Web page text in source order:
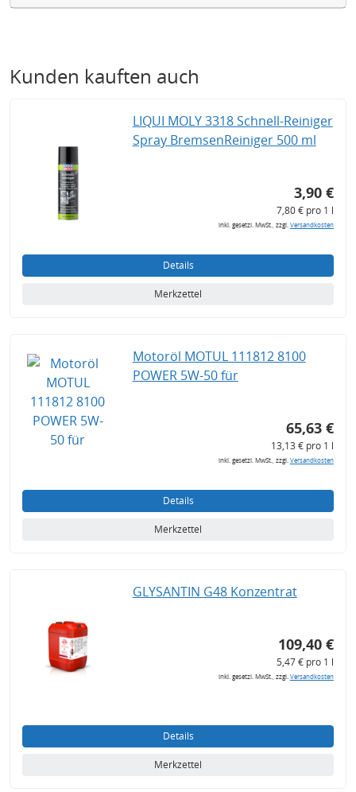
Kunden kauften auch
LIQUI MOLY 3318 Schnell-Reiniger
Spray BremsenReiniger 500 ml
3,90 €
7,80 € pro 1 l
inkl. gesetzl. MwSt., zzgl.Versandkosten
Details
Merkzettel
Motoröl MOTUL 111812 8100
POWER 5W-50 für
65,63 €
13,13 € pro 1 l
inkl. gesetzl. MwSt., zzgl.Versandkosten
Details
Merkzettel
GLYSANTIN G48 Konzentrat
109,40 €
5,47 € pro 1 l
inkl. gesetzl. MwSt., zzgl.Versandkosten
Details
Merkzettel